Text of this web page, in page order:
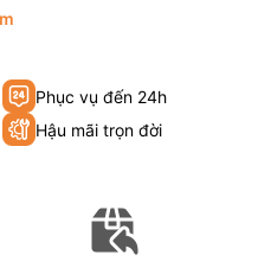
Phục vụ đến 24h
Hậu mãi trọn đời